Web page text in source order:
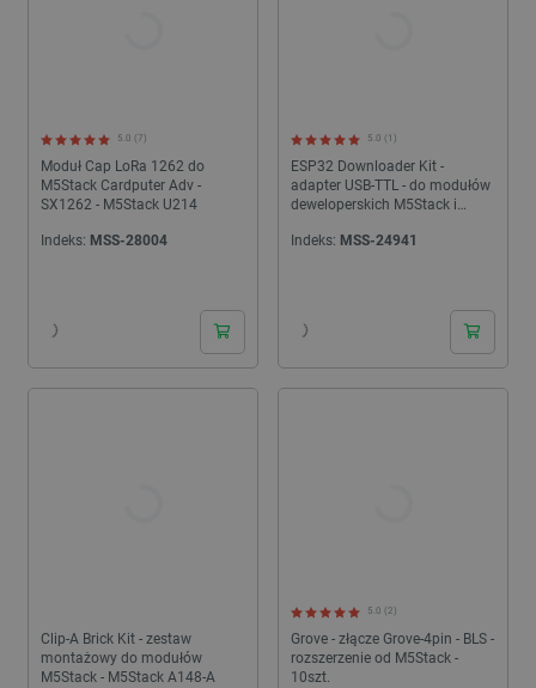
Moduł Cap LoRa 1262 do
M5Stack Cardputer Adv -
SX1262 - M5Stack U214
5.0 (7)
Indeks: MSS-28004
ESP32 Downloader Kit -
adapter USB-TTL - do modułów
deweloperskich M5Stack i
A105
5.0 (1)
Indeks: MSS-24941
Clip-A Brick Kit - zestaw
montażowy do modułów
M5Stack - M5Stack A148-A
Grove - złącze Grove-4pin - BLS -
rozszerzenie od M5Stack -
10szt.
5.0 (2)